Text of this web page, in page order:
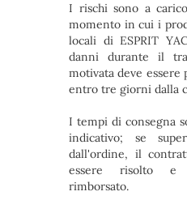
I rischi sono a
momento in cui i
locali di ESPRIT
danni durante il
motivata deve essere
entro tre giorni dalla
I tempi di consegna
indicativo; se
dall'ordine, il
essere risolto e
rimborsato.